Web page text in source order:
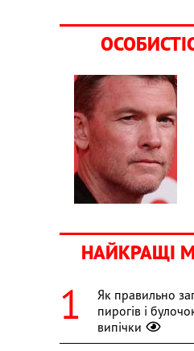
НАЙКРАЩІ
Як правильно
пирогів і
випічки